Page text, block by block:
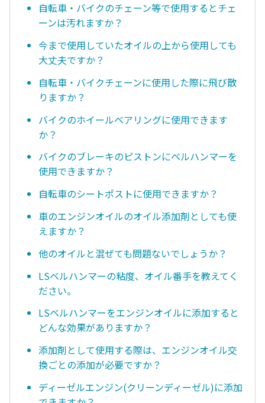
自転車・バイクのチェーン等で使用するとチェ
ーンは汚れますか？
今まで使用していたオイルの上から使用しても
大丈夫ですか？
自転車・バイクチェーンに使用した際に飛び散
りますか？
バイクのホイールベアリングに使用できます
か？
バイクのブレーキのピストンにベルハンマーを
使用できますか？
自転車のシートポストに使用できますか？
車のエンジンオイルのオイル添加剤としても使
えますか？
他のオイルと混ぜても問題ないでしょうか？
LSベルハンマーの粘度、オイル番手を教えてく
ださい。
LSベルハンマーをエンジンオイルに添加すると
どんな効果がありますか？
添加剤として使用する際は、エンジンオイル交
換ごとの添加が必要ですか？
ディーゼルエンジン(クリーンディーゼル)に添加